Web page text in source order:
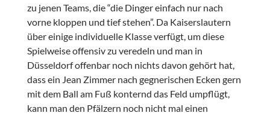
zu jenen Teams, die “die Dinger einfach nur nach
vorne kloppen und tief stehen”. Da Kaiserslautern
über einige individuelle Klasse verfügt, um diese
Spielweise offensiv zu veredeln und man in
Düsseldorf offenbar noch nichts davon gehört hat,
dass ein Jean Zimmer nach gegnerischen Ecken gern
mit dem Ball am Fuß konternd das Feld umpflügt,
kann man den Pfälzern noch nicht mal einen